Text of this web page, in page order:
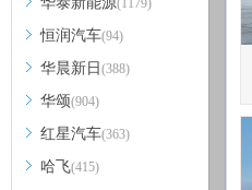
(1179)
恒润汽车(94)
华晨新日 (388)
华颂(904)
红星汽车(363)
哈飞(415)